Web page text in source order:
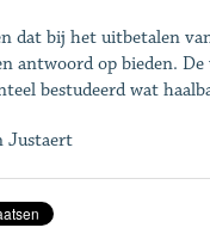
dat bij het uitbetalen
antwoord op bieden.
bestudeerd wat
Justaert